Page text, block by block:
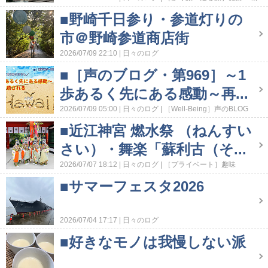
址・地図読み・サンクチュアリ
■野崎千日参り・参道灯りの
市＠野崎参道商店街
2026/07/09 22:10 日々のログ
■［声のブログ・第969］～1
歩あるく先にある感動～再...
2026/07/09 05:00 日々のログ ［Well-Being］声のBLOG
■近江神宮 燃水祭 （ねんすい
さい）・舞楽「蘇利古（そ...
2026/07/07 18:12 日々のログ ［プライベート］趣味
■サマーフェスタ2026
2026/07/04 17:17 日々のログ
■好きなモノは我慢しない派